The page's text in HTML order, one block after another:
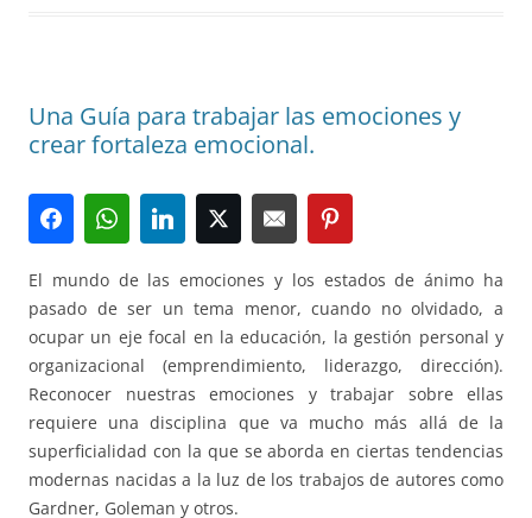
Una Guía para trabajar las emociones y
crear fortaleza emocional.
El mundo de las emociones y los estados de ánimo ha
pasado de ser un tema menor, cuando no olvidado, a
ocupar un eje focal en la educación, la gestión personal y
organizacional (emprendimiento, liderazgo, dirección).
Reconocer nuestras emociones y trabajar sobre ellas
requiere una disciplina que va mucho más allá de la
superficialidad con la que se aborda en ciertas tendencias
modernas nacidas a la luz de los trabajos de autores como
Gardner, Goleman y otros.